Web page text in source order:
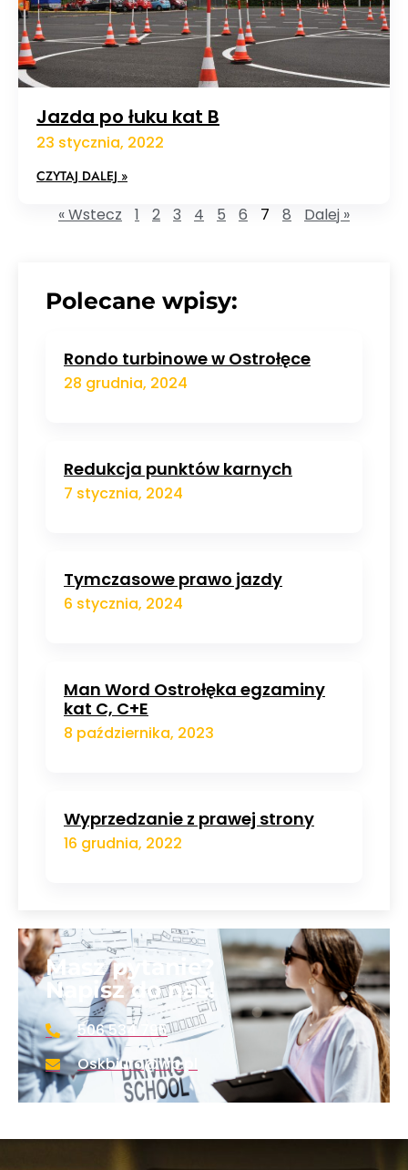
Jazda po łuku kat B
23 stycznia, 2022
CZYTAJ DALEJ »
« Wstecz 1 2 3 4 5 6 7 8 Dalej »
Polecane wpisy:
Rondo turbinowe w Ostrołęce
28 grudnia, 2024
Redukcja punktów karnych
7 stycznia, 2024
Tymczasowe prawo jazdy
6 stycznia, 2024
Man Word Ostrołęka egzaminy
kat C, C+E
8 października, 2023
Wyprzedzanie z prawej strony
16 grudnia, 2022
Masz pytanie?
Napisz do nas!
506 534 795
Oskbiuro@wp.pl